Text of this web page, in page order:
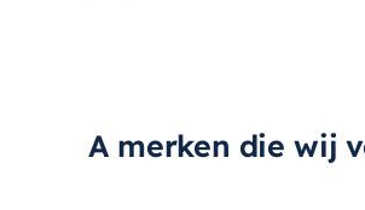
A merken die wij